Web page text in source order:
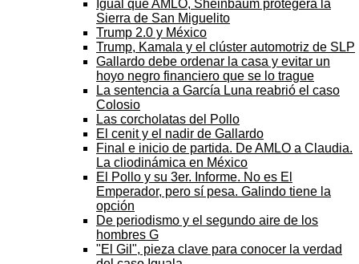
Igual que AMLO, Sheinbaum protegerá la
Sierra de San Miguelito
Trump 2.0 y México
Trump, Kamala y el clúster automotriz de SLP
Gallardo debe ordenar la casa y evitar un
hoyo negro financiero que se lo trague
La sentencia a García Luna reabrió el caso
Colosio
Las corcholatas del Pollo
El cenit y el nadir de Gallardo
Final e inicio de partida. De AMLO a Claudia.
La cliodinámica en México
El Pollo y su 3er. Informe. No es El
Emperador, pero sí pesa. Galindo tiene la
opción
De periodismo y el segundo aire de los
hombres G
"El Gil", pieza clave para conocer la verdad